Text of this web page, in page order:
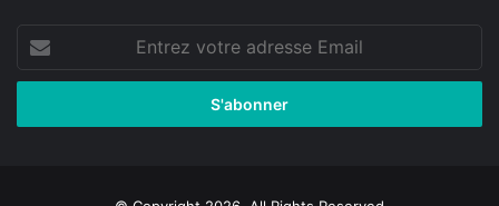
votre
adresse